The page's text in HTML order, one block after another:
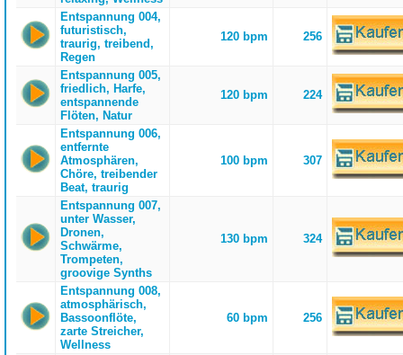
Entspannung 004,
futuristisch,
traurig, treibend,
Regen
120 bpm 256
Entspannung 005,
friedlich, Harfe,
entspannende
Flöten, Natur
120 bpm 224
Entspannung 006,
entfernte
Atmosphären,
Chöre, treibender
Beat, traurig
100 bpm 307
Entspannung 007,
unter Wasser,
Dronen,
Schwärme,
Trompeten,
groovige Synths
130 bpm 324
Entspannung 008,
atmosphärisch,
Bassoonflöte,
zarte Streicher,
Wellness
60 bpm 256